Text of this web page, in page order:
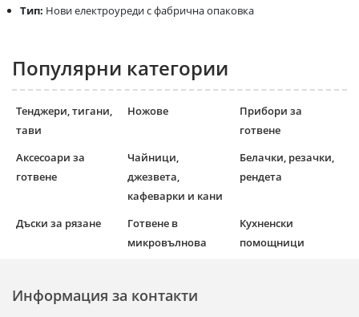
Тип: Нови електроуреди с фабрична опаковка
Популярни категории
Тенджери, тигани,
тави
Ножове
Прибори за
готвене
Аксесоари за
готвене
Чайници,
джезвета,
кафеварки и кани
Белачки, резачки,
рендета
Дъски за рязане
Готвене в
микровълнова
Кухненски
помощници
Информация за контакти